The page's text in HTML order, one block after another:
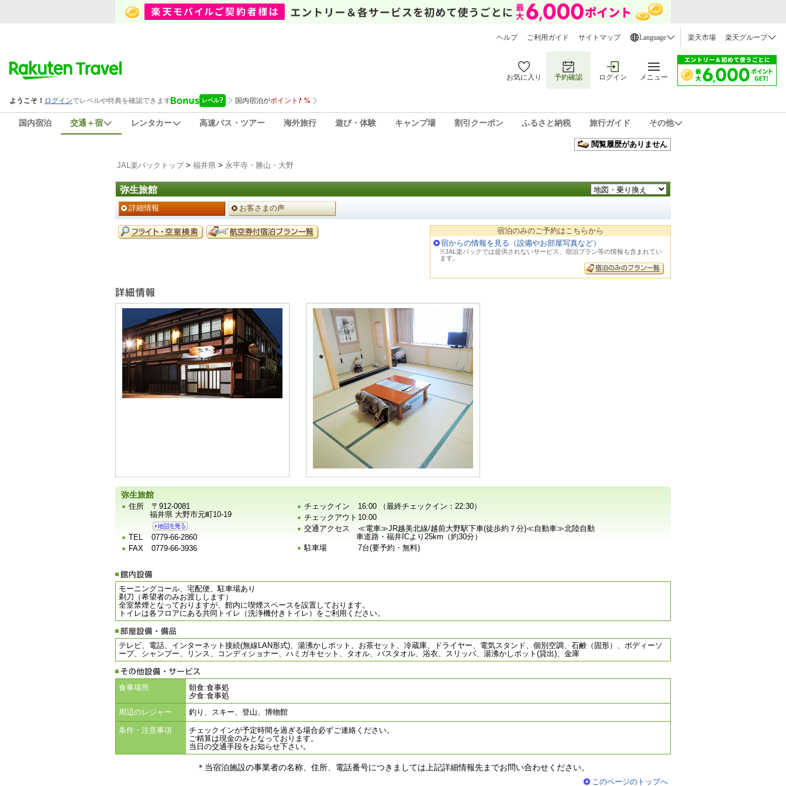
ヘルプ ご利用ガイド サイトマップ Language 楽天市場 楽天グループ
お気に入り 予約確認 ログイン メニュー
国内宿泊 交通＋宿 レンタカー 高速バス・ツアー 海外旅行 遊び・体験 キャンプ場 割引クーポン ふるさと納税 旅行ガイド その他
閲覧履歴がありません
JAL楽パックトップ> 福井県 > 永平寺・勝山・大野
弥生旅館
ペ
ー
ジ
メ
ニ
詳細情報 お客さまの声
予
約
宿泊のみのご予約はこちらから
宿からの情報を見る（設備やお部屋写真など）
※JAL楽パックでは提供されないサービス、宿泊プラン等の情報も含まれてい
ます。
宿
施
設
の
写
真
弥生旅館
住所
〒912-0081
福井県 大野市元町10-19
TEL
0779-66-2860
FAX
0779-66-3936
チェックイン
16:00 （最終チェックイン：22:30）
チェックアウト 10:00
交通アクセス
≪電車≫JR越美北線/越前大野駅下車(徒歩約７分)≪自動車≫北陸自動
車道路・福井ICより25km（約30分）
駐車場
7台(要予約・無料)
モーニングコール、宅配便、駐車場あり
剃刀（希望者のみお渡しします）
全室禁煙となっておりますが、館内に喫煙スペースを設置しております。
トイレは各フロアにある共同トイレ（洗浄機付きトイレ）をご利用ください。
テレビ、電話、インターネット接続(無線LAN形式)、湯沸かしポット、お茶セット、冷蔵庫、ドライヤー、電気スタンド、個別空調、石鹸（固形）、ボディーソ
ープ、シャンプー、リンス、コンディショナー、ハミガキセット、タオル、バスタオル、浴衣、スリッパ、湯沸かしポット(貸出)、金庫
食事場所
朝食:食事処
夕食:食事処
周辺のレジャー
釣り、スキー、登山、博物館
条件・注意事項
チェックインが予定時間を過ぎる場合必ずご連絡ください。
ご精算は現金のみとなっております。
当日の交通手段をお知らせ下さい。
＊当宿泊施設の事業者の名称、住所、電話番号につきましては上記詳細情報先までお問い合わせください。
このページのトップへ